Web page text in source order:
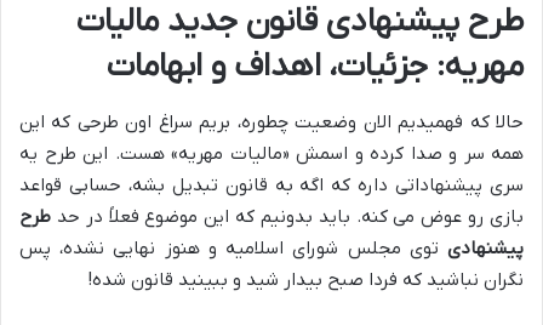
طرح پیشنهادی قانون جدید مالیات
مهریه: جزئیات، اهداف و ابهامات
حالا که فهمیدیم الان وضعیت چطوره، بریم سراغ اون طرحی که این
همه سر و صدا کرده و اسمش «مالیات مهریه» هست. این طرح یه
سری پیشنهاداتی داره که اگه به قانون تبدیل بشه، حسابی قواعد
بازی رو عوض می کنه. باید بدونیم که این موضوع فعلاً در حد طرح
پیشنهادی توی مجلس شورای اسلامیه و هنوز نهایی نشده، پس
نگران نباشید که فردا صبح بیدار شید و ببینید قانون شده!